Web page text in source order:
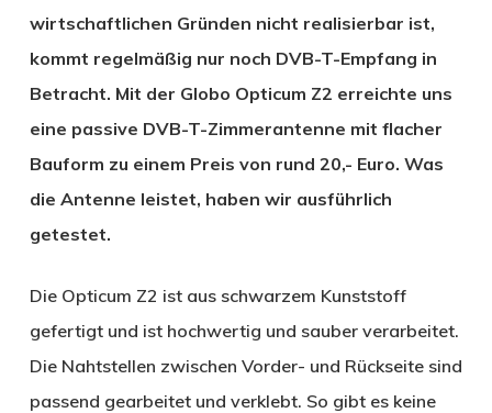
wirtschaftlichen Gründen nicht realisierbar ist,
kommt regelmäßig nur noch DVB-T-Empfang in
Betracht. Mit der Globo Opticum Z2 erreichte uns
eine passive DVB-T-Zimmerantenne mit flacher
Bauform zu einem Preis von rund 20,- Euro. Was
die Antenne leistet, haben wir ausführlich
getestet.
Die Opticum Z2 ist aus schwarzem Kunststoff
gefertigt und ist hochwertig und sauber verarbeitet.
Die Nahtstellen zwischen Vorder- und Rückseite sind
passend gearbeitet und verklebt. So gibt es keine